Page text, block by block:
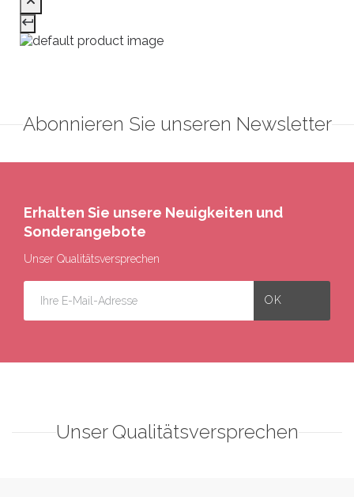
Abonnieren Sie unseren Newsletter
Erhalten Sie unsere Neuigkeiten und
Sonderangebote
Unser Qualitätsversprechen
Unser Qualitätsversprechen